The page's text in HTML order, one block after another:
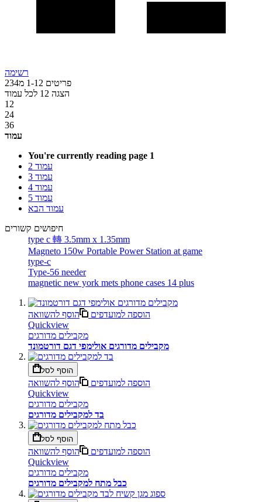
רשימה
פריטים
1-12 מ234
הצגה 12 לכל עמוד
12
24
36
עמוד
You're currently reading page 1
עמוד 2
עמוד 3
עמוד 4
עמוד 5
עמוד הבא
חיפושים קשורים
type c 轉 3.5mm x 1.35mm
Magneto 150w Portable Power Station at game
type-c
Type-56 needer
magnetic new york mets phone cases 14 plus
הוספה למועדפים
הוסף להשוואה
Quickview
מקבילים מדורגים
מקבילים מדורגים אולימפי דגם דורטמונד
הוסף לסל
הוספה למועדפים
הוסף להשוואה
Quickview
מקבילים מדורגים
בד למקבילים מדורגים
הוסף לסל
הוספה למועדפים
הוסף להשוואה
Quickview
מקבילים מדורגים
כבל מתח למקבילים מדורגים